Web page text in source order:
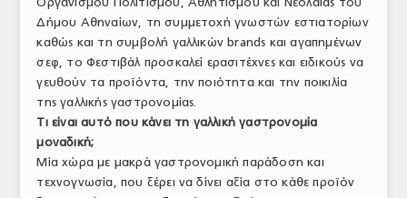
ΥΠΗΡΕΣΙΕΣ
ΕΜΠΟΡΙΚΟΙ ΑΝΤΙΠΡΟΣΩΠΟΙ
ΝΟΜΟΘΕΣΙΑ
ΕΛΛΗΝΙΚΗ ΝΟΜΟΘΕΣΙΑ
Δήμου Αθηναίων, τη συμμετοχή γνωστών εστιατορίων
καθώς και τη συμβολή γαλλικών brands και αγαπημένων
σεφ, το Φεστιβάλ προσκαλεί ερασιτέχνες και ειδικούς να
γευθούν τα προϊόντα, την ποιότητα και την ποικιλία
της γαλλικής γαστρονομίας.
Τι είναι αυτό που κάνει τη γαλλική γαστρονομία
μοναδική;
Μία χώρα με μακρά γαστρονομική παράδοση και
τεχνογνωσία, που ξέρει να δίνει αξία στο κάθε προϊόν